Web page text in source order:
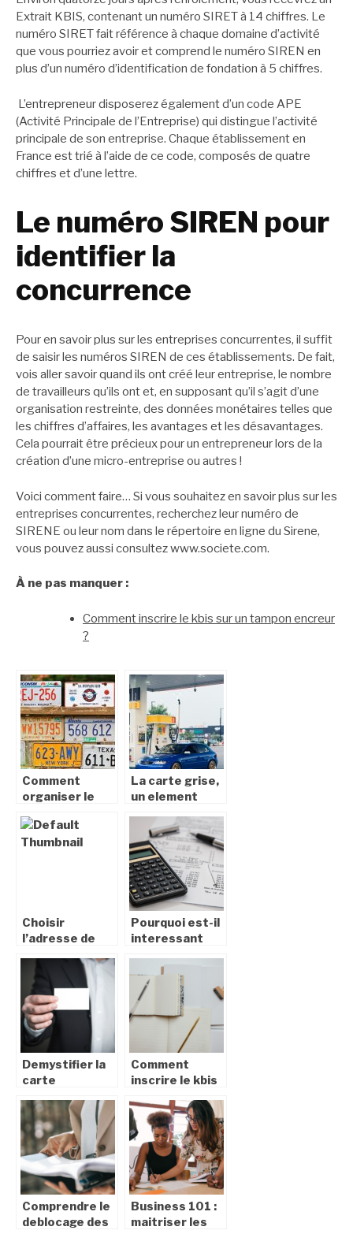
Extrait KBIS, contenant un numéro SIRET à 14 chiffres. Le
numéro SIRET fait référence à chaque domaine d’activité
que vous pourriez avoir et comprend le numéro SIREN en
plus d’un numéro d’identification de fondation à 5 chiffres.
L’entrepreneur disposerez également d’un code APE
(Activité Principale de l’Entreprise) qui distingue l’activité
principale de son entreprise. Chaque établissement en
France est trié à l’aide de ce code, composés de quatre
chiffres et d’une lettre.
Le numéro SIREN pour
identifier la
concurrence
Pour en savoir plus sur les entreprises concurrentes, il suffit
de saisir les numéros SIREN de ces établissements. De fait,
vois aller savoir quand ils ont créé leur entreprise, le nombre
de travailleurs qu’ils ont et, en supposant qu’il s’agit d’une
organisation restreinte, des données monétaires telles que
les chiffres d’affaires, les avantages et les désavantages.
Cela pourrait être précieux pour un entrepreneur lors de la
création d’une micro-entreprise ou autres !
Voici comment faire… Si vous souhaitez en savoir plus sur les
entreprises concurrentes, recherchez leur numéro de
SIRENE ou leur nom dans le répertoire en ligne du Sirene,
vous pouvez aussi consultez www.societe.com.
À ne pas manquer :
Comment inscrire le kbis sur un tampon encreur
?
Comment
organiser le
de votre
voiture ?
La carte grise,
un element
votre vehicule
Choisir
l’adresse de
son entreprise
: quelles sont
les options ?
Pourquoi est-il
interessant
entreprise de
s’adresser a un
cabinet
d’expertise
comptable ?
Demystifier la
carte
francaise : tout
ce que vous
devez savoir
Comment
inscrire le kbis
encreur ?
Comprendre le
deblocage des
Business 101 :
maitriser les